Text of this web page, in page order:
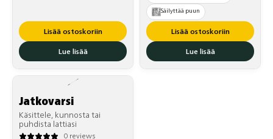
Lisää ostoskoriin
Lue lisää
Säilyttää puun
Lisää ostoskoriin
Lue lisää
Jatkovarsi
Käsittele, kunnosta tai
puhdista lattiasi
0 reviews